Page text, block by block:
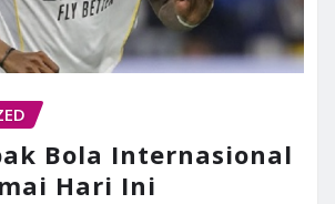
Bola Internasional
Hari Ini